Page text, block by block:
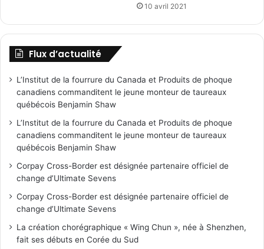
10 avril 2021
Flux d’actualité
L’Institut de la fourrure du Canada et Produits de phoque
canadiens commanditent le jeune monteur de taureaux
québécois Benjamin Shaw
L’Institut de la fourrure du Canada et Produits de phoque
canadiens commanditent le jeune monteur de taureaux
québécois Benjamin Shaw
Corpay Cross-Border est désignée partenaire officiel de
change d’Ultimate Sevens
Corpay Cross-Border est désignée partenaire officiel de
change d’Ultimate Sevens
La création chorégraphique « Wing Chun », née à Shenzhen,
fait ses débuts en Corée du Sud